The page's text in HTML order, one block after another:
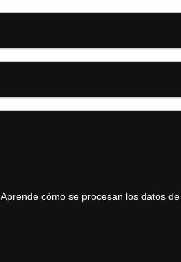
Aprende cómo se procesan los datos